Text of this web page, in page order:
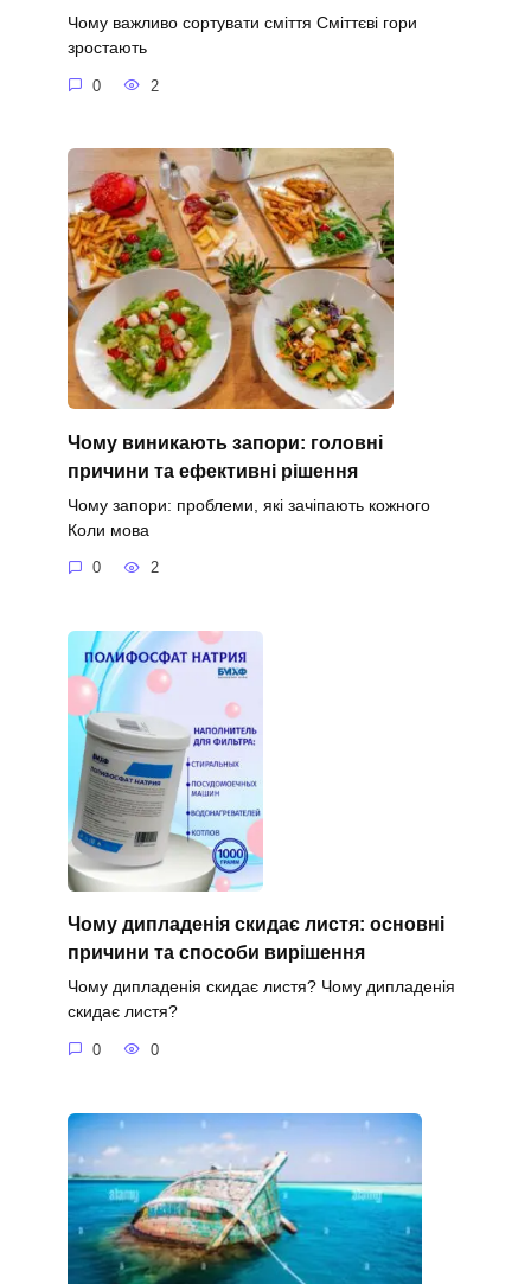
Чому важливо сортувати сміття Сміттєві гори
зростають
0 2
Чому виникають запори: головні
причини та ефективні рішення
Чому запори: проблеми, які зачіпають кожного
Коли мова
0 2
Чому дипладенія скидає листя: основні
причини та способи вирішення
Чому дипладенія скидає листя? Чому дипладенія
скидає листя?
0 0